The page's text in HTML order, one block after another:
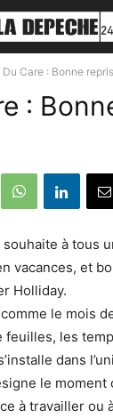
Du Care : Bonne
:
à tous
vacances, et
Holliday.
le mois
feuilles, les
dans
le moment
à travailler ou